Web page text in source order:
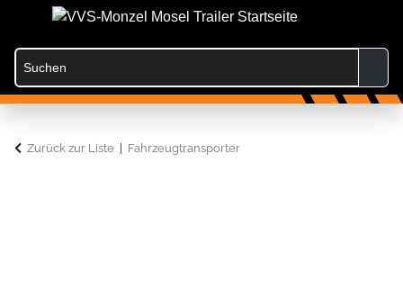
Zurück zur Liste Fahrzeugtransporter